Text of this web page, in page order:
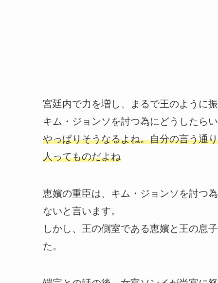
宮廷内で力を増し、まるで王のように
キム・ジョンソを討つ為にどうしたら
やっぱりそうなるよね。自分の言う通
人ってものだよね
恵嬪の重臣は、キム・ジョンソを討つ
ないと言います。
しかし、王の側室である恵嬪と王の息
た。